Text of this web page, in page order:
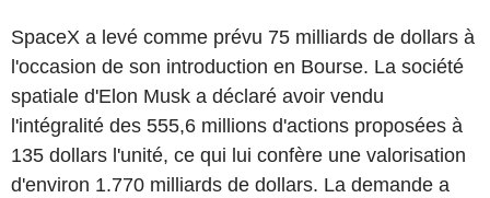
SpaceX a levé comme prévu 75 milliards de dollars à
l'occasion de son introduction en Bourse. La société
spatiale d'Elon Musk a déclaré avoir vendu
l'intégralité des 555,6 millions d'actions proposées à
135 dollars l'unité, ce qui lui confère une valorisation
d'environ 1.770 milliards de dollars. La demande a